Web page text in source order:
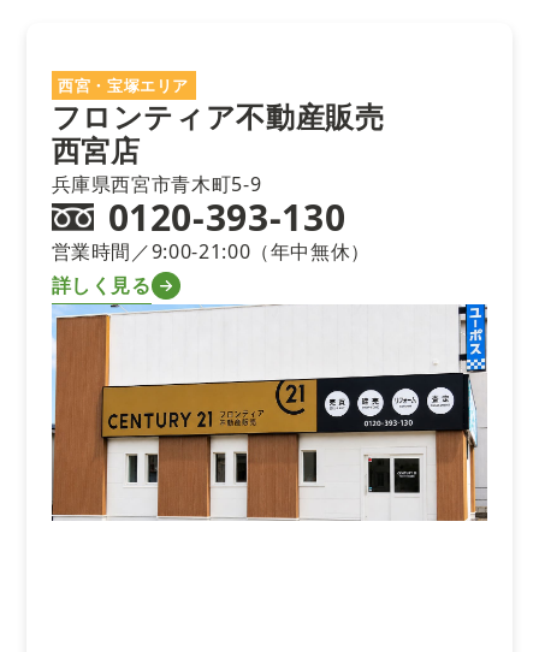
西宮・宝塚エリア
フロンティア不動産販売
西宮店
兵庫県西宮市青木町5-9
0120-393-130
営業時間／9:00-21:00（年中無休）
詳しく見る